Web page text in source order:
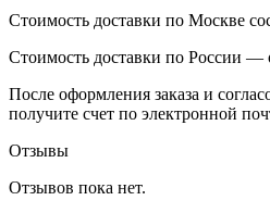
Стоимость доставки по Москве
Стоимость доставки по России —
После оформления заказа и
получите счет по электронной
Отзывы
Отзывов пока нет.